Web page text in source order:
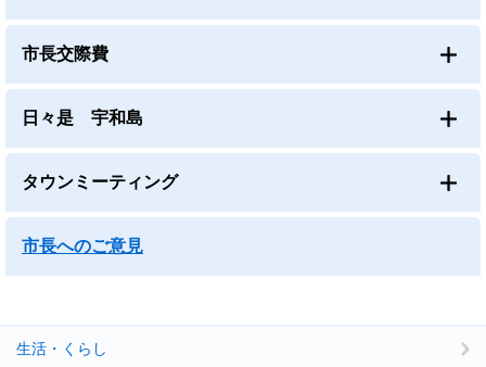
市長交際費
日々是 宇和島
タウンミーティング
市長へのご意見
生活・くらし